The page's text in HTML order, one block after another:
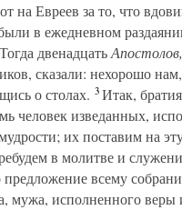
на Евреев за то, что
в ежедневном
двенадцатьАпостолов,
сказали: нехорошо
о столах. 3Итак,
человек изведанных,
их поставим на
в молитве и
предложение всему
мужа, исполненного веры